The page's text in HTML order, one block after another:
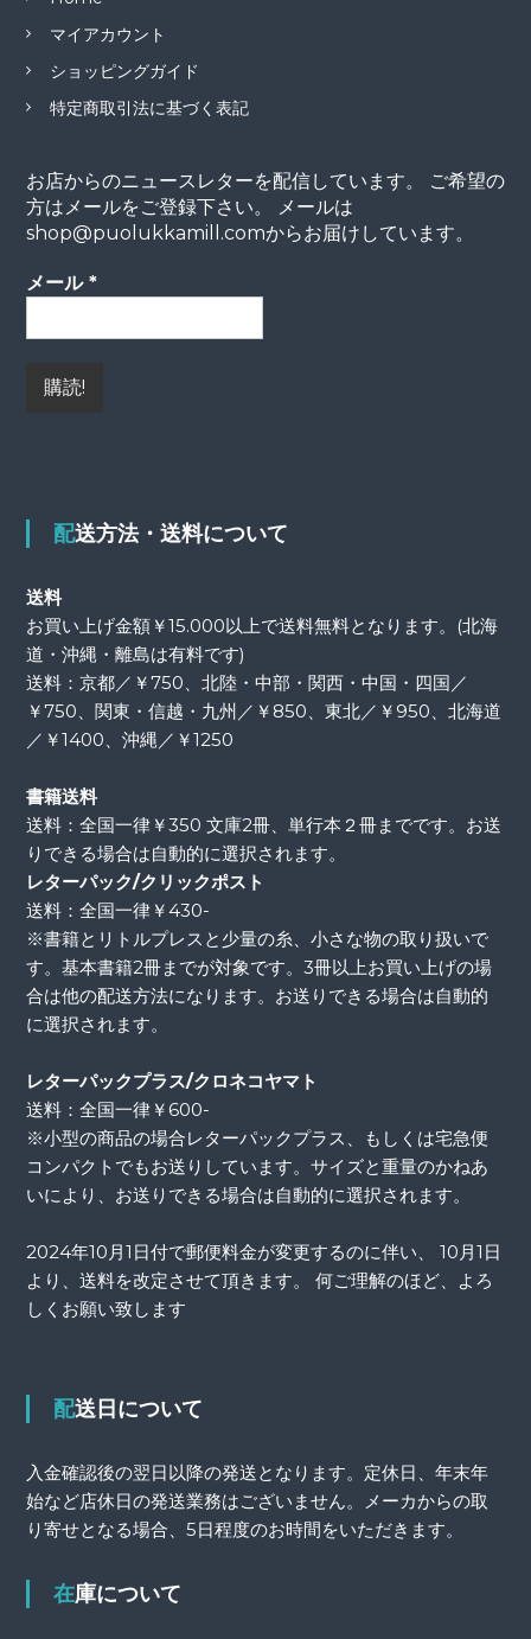
マイアカウント
ショッピングガイド
特定商取引法に基づく表記
お店からのニュースレターを配信しています。 ご希望の
方はメールをご登録下さい。 メールは
shop@puolukkamill.comからお届けしています。
メール *
配送方法・送料について
送料
お買い上げ金額￥15.000以上で送料無料となります。(北海
道・沖縄・離島は有料です)
送料：京都／￥750、北陸・中部・関西・中国・四国／
￥750、関東・信越・九州／￥850、東北／￥950、北海道
／￥1400、沖縄／￥1250
書籍送料
送料：全国一律￥350 文庫2冊、単行本２冊までです。お送
りできる場合は自動的に選択されます。
レターパック/クリックポスト
送料：全国一律￥430-
※書籍とリトルプレスと少量の糸、小さな物の取り扱いで
す。基本書籍2冊までが対象です。3冊以上お買い上げの場
合は他の配送方法になります。お送りできる場合は自動的
に選択されます。
レターパックプラス/クロネコヤマト
送料：全国一律￥600-
※小型の商品の場合レターパックプラス、もしくは宅急便
コンパクトでもお送りしています。サイズと重量のかねあ
いにより、お送りできる場合は自動的に選択されます。
2024年10月1日付で郵便料金が変更するのに伴い、 10月1日
より、送料を改定させて頂きます。 何ご理解のほど、よろ
しくお願い致します
配送日について
入金確認後の翌日以降の発送となります。定休日、年末年
始など店休日の発送業務はございません。メーカからの取
り寄せとなる場合、5日程度のお時間をいただきます。
在庫について